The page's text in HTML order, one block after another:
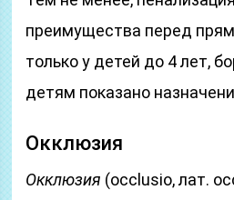
преимущества перед
только у детей до 4 лет,
детям показано
Окклюзия
Окклюзия (occlusio, лат.